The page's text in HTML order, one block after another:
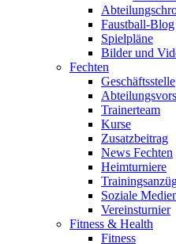
Faustball-Blog
Spielpläne
Bilder und
Fechten
Geschäftsstelle
Trainerteam
Kurse
Zusatzbeitrag
News Fechten
Heimturniere
Soziale
Vereinsturnier
Fitness & Health
Fitness